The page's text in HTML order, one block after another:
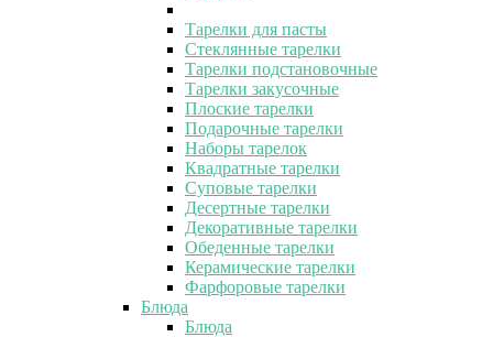
Тарелки для пасты
Стеклянные тарелки
Тарелки подстановочные
Тарелки закусочные
Плоские тарелки
Подарочные тарелки
Наборы тарелок
Квадратные тарелки
Суповые тарелки
Десертные тарелки
Декоративные тарелки
Обеденные тарелки
Керамические тарелки
Фарфоровые тарелки
Блюда
Блюда